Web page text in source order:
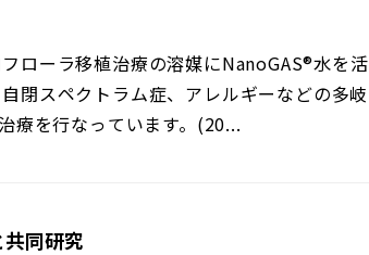
ローラ移植治療の溶媒にNanoGAS®️水を活
閉スペクトラム症、アレルギーなどの多岐
療を行なっています。(20...
同研究